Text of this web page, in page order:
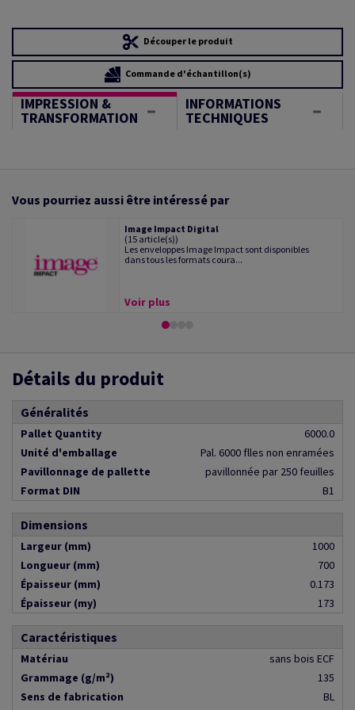
Découper le produit
Commande d'échantillon(s)
IMPRESSION &
TRANSFORMATION
INFORMATIONS
TECHNIQUES
Vous pourriez aussi être intéressé par
Image Impact Digital
(15 article(s))
Les enveloppes Image Impact sont disponibles
dans tous les formats coura...
Voir plus
Détails du produit
Généralités
Pallet Quantity
6000.0
Unité d'emballage
Pal. 6000 flles non enramées
Pavillonnage de pallette
pavillonnée par 250 feuilles
Format DIN
B1
Dimensions
Largeur (mm)
1000
Longueur (mm)
700
Épaisseur (mm)
0.173
Épaisseur (my)
173
Caractéristiques
Matériau
sans bois ECF
Grammage (g/m²)
135
Sens de fabrication
BL